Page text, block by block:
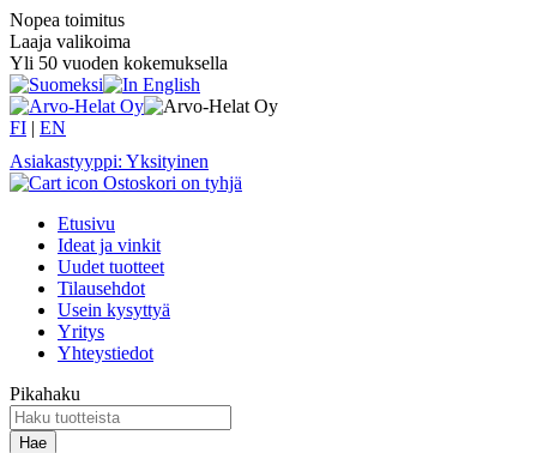
Nopea toimitus
Laaja valikoima
Yli 50 vuoden kokemuksella
FI | EN
Asiakastyyppi: Yksityinen
Ostoskori on tyhjä
Etusivu
Ideat ja vinkit
Uudet tuotteet
Tilausehdot
Usein kysyttyä
Yritys
Yhteystiedot
Pikahaku